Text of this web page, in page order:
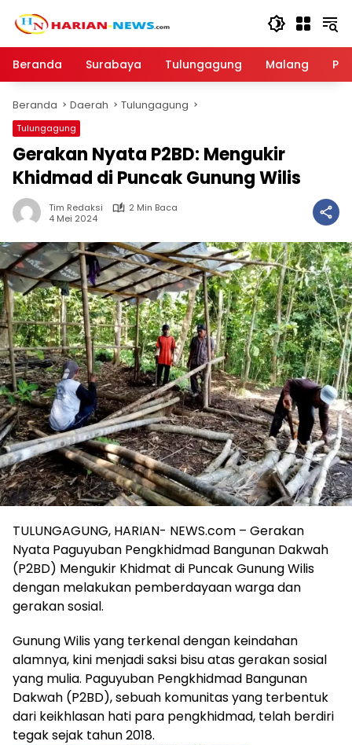
Beranda
Surabaya Tulungagung Malang
Beranda Daerah Tulungagung
Tulungagung
Gerakan Nyata P2BD: Mengukir
Khidmad di Puncak Gunung Wilis
Tim Redaksi
2 Min Baca
4 Mei 2024
TULUNGAGUNG, HARIAN- NEWS.com – Gerakan
Nyata Paguyuban Pengkhidmad Bangunan Dakwah
(P2BD) Mengukir Khidmat di Puncak Gunung Wilis
dengan melakukan pemberdayaan warga dan
gerakan sosial.
Gunung Wilis yang terkenal dengan keindahan
alamnya, kini menjadi saksi bisu atas gerakan sosial
yang mulia. Paguyuban Pengkhidmad Bangunan
Dakwah (P2BD), sebuah komunitas yang terbentuk
dari keikhlasan hati para pengkhidmad, telah berdiri
tegak sejak tahun 2018.